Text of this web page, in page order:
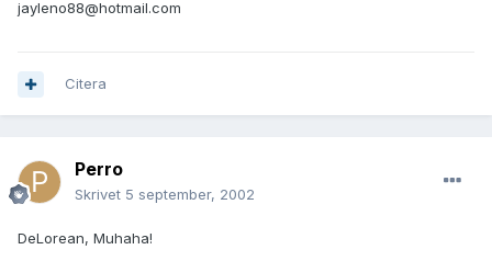
jayleno88@hotmail.com
Citera
Perro
Skrivet 5 september, 2002
DeLorean, Muhaha!